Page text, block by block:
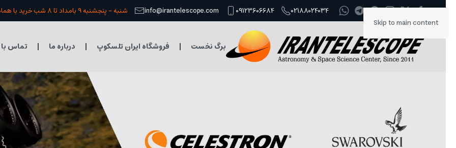
Skip to main content
02188024034
09123606684
info@irantelescope.com شنبه - پنجشنبه 9 بامداد تا 8 شب خرید با هماهنگی قبلی
برگ نخست فروشگاه ایران تلسکوپ درباره ما تماس با